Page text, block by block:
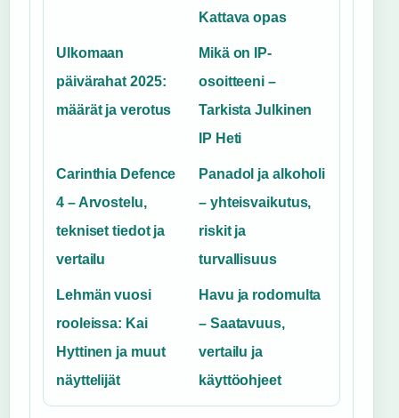
Kattava opas
Ulkomaan
päivärahat 2025:
määrät ja verotus
Mikä on IP-
osoitteeni –
Tarkista Julkinen
IP Heti
Carinthia Defence
4 – Arvostelu,
tekniset tiedot ja
vertailu
Panadol ja alkoholi
– yhteisvaikutus,
riskit ja
turvallisuus
Lehmän vuosi
rooleissa: Kai
Hyttinen ja muut
näyttelijät
Havu ja rodomulta
– Saatavuus,
vertailu ja
käyttöohjeet